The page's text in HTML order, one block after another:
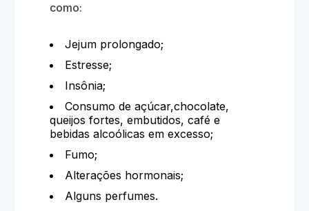
como:
Jejum prolongado;
Estresse;
Insônia;
Consumo de açúcar,chocolate,
queijos fortes, embutidos, café e
bebidas alcoólicas em excesso;
Fumo;
Alterações hormonais;
Alguns perfumes.